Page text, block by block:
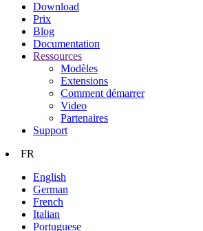
Download
Prix
Blog
Documentation
Ressources
Modèles
Extensions
Comment démarrer
Video
Partenaires
Support
FR
English
German
French
Italian
Portuguese